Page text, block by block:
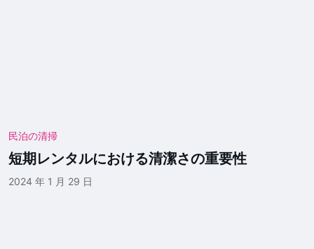
民泊の清掃
短期レンタルにおける清潔さの重要性
2024 年 1 月 29 日